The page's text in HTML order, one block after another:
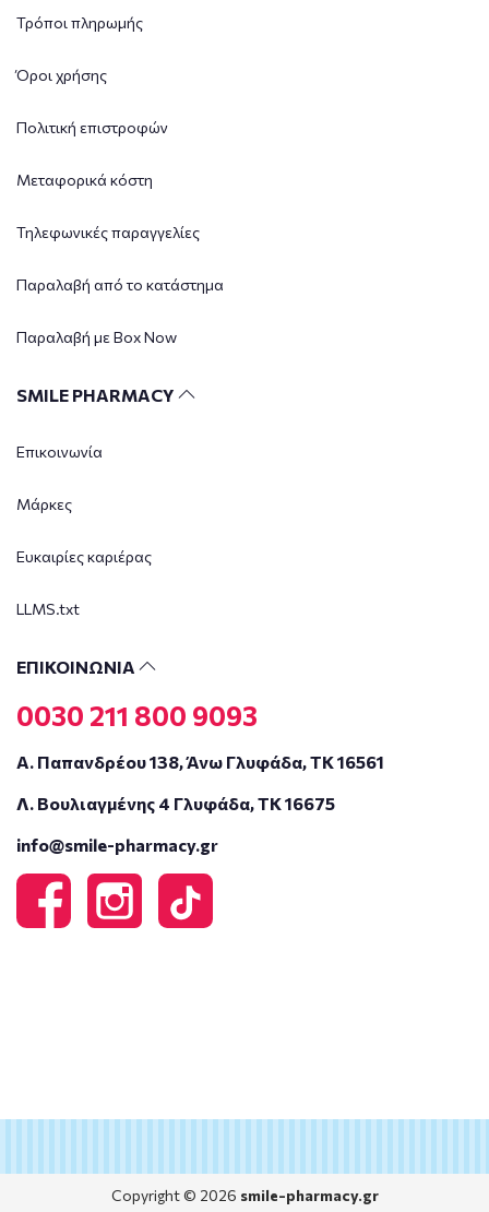
Τρόποι πληρωμής
Όροι χρήσης
Πολιτική επιστροφών
Μεταφορικά κόστη
Τηλεφωνικές παραγγελίες
Παραλαβή από το κατάστημα
Παραλαβή με Box Now
SMILE PHARMACY
Επικοινωνία
Μάρκες
Ευκαιρίες καριέρας
LLMS.txt
ΕΠΙΚΟΙΝΩΝΙΑ
0030 211 800 9093
Α. Παπανδρέου 138, Άνω Γλυφάδα, ΤΚ 16561
Λ. Βουλιαγμένης 4 Γλυφάδα, ΤΚ 16675
info@smile-pharmacy.gr
Copyright © 2026 smile-pharmacy.gr